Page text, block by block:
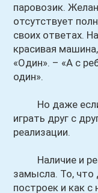
паровозик.
отсутствует
своих ответах.
красивая
«Один». – «А с
один».
Но даже если
играть друг с
реализации.
Наличие и
замысла. То, что
построек и как с